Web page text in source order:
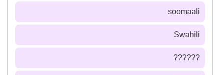
soomaali
Swahili
??????